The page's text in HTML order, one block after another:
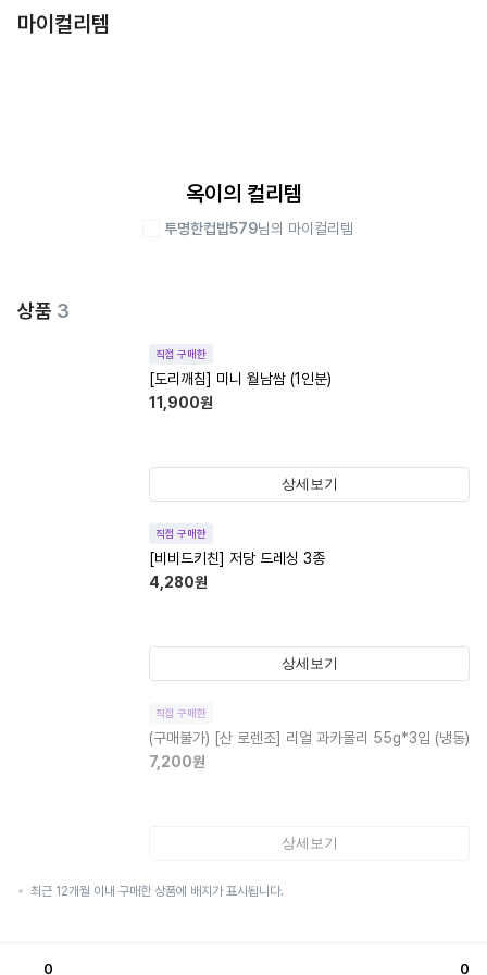
마이컬리템
옥이의 컬리템
투명한컵밥579님의 마이컬리템
상품 3
직접 구매한
[도리깨침] 미니 월남쌈 (1인분)
11,900원
상세보기
직접 구매한
[비비드키친] 저당 드레싱 3종
4,280원
상세보기
직접 구매한
(구매불가) [산 로렌조] 리얼 과카몰리 55g*3입 (냉동)
7,200원
상세보기
최근 12개월 이내 구매한 상품에 배지가 표시됩니다.
0 0